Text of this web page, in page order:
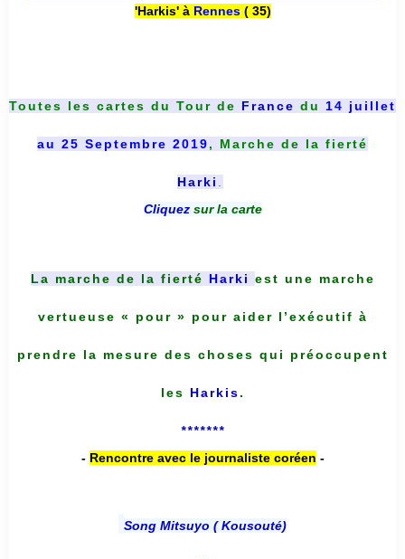
'Harkis' à Rennes( 35)
Toutes les cartes du Tour de France du 14 juillet
au 25 Septembre 2019, Marche de la fierté
Harki
Cliquez sur la carte
La marche de la fierté Harki est une marche
vertueuse « pour » pour aider l’exécutif à
prendre la mesure des choses qui préoccupent
les Harkis.
*******
- Rencontre avec le journaliste coréen -
Song Mitsuyo ( Kousouté)